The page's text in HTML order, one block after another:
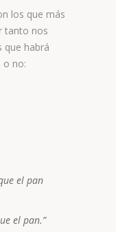
los que más
tanto nos
que habrá
o no:
el pan
el pan.”